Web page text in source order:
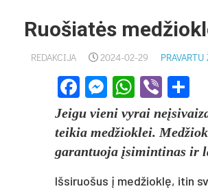
Ruošiatės
REDAKCIJA 2024-02-29
Facebook
Messenger
Viber
Jeigu vieni vyrai
teikia medžioklei.
garantuoja įsimintinas ir
Išsiruošus į medžioklę, itin